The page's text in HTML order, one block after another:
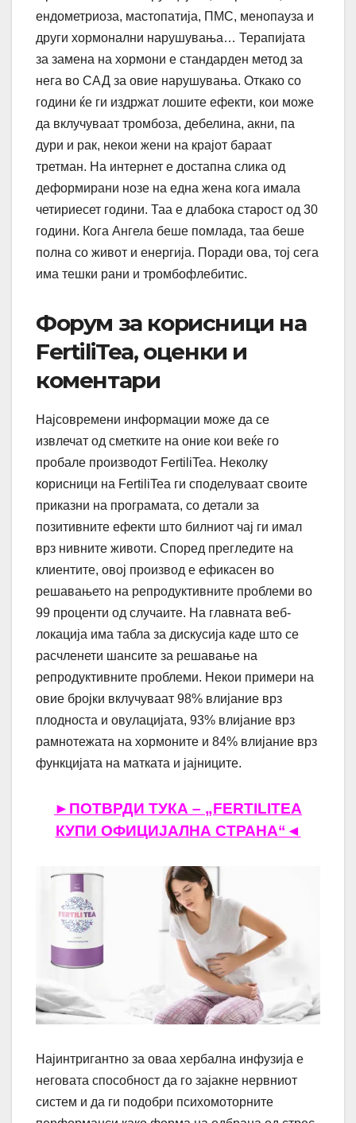
ендометриоза, мастопатија, ПМС, менопауза и
други хормонални нарушувања… Терапијата
за замена на хормони е стандарден метод за
нега во САД за овие нарушувања. Откако со
години ќе ги издржат лошите ефекти, кои може
да вклучуваат тромбоза, дебелина, акни, па
дури и рак, некои жени на крајот бараат
третман. На интернет е достапна слика од
деформирани нозе на една жена кога имала
четириесет години. Таа е длабока старост од 30
години. Кога Ангела беше помлада, таа беше
полна со живот и енергија. Поради ова, тој сега
има тешки рани и тромбофлебитис.
Форум за корисници на
FertiliTea, оценки и
коментари
Најсовремени информации може да се
извлечат од сметките на оние кои веќе го
пробале производот FertiliTea. Неколку
корисници на FertiliTea ги споделуваат своите
приказни на програмата, со детали за
позитивните ефекти што билниот чај ги имал
врз нивните животи. Според прегледите на
клиентите, овој производ е ефикасен во
решавањето на репродуктивните проблеми во
99 проценти од случаите. На главната веб-
локација има табла за дискусија каде што се
расчленети шансите за решавање на
репродуктивните проблеми. Некои примери на
овие бројки вклучуваат 98% влијание врз
плодноста и овулацијата, 93% влијание врз
рамнотежата на хормоните и 84% влијание врз
функцијата на матката и јајниците.
►ПОТВРДИ ТУКА – „FERTILITEA
КУПИ ОФИЦИЈАЛНА СТРАНА“◄
Најинтригантно за оваа хербална инфузија е
неговата способност да го зајакне нервниот
систем и да ги подобри психомоторните